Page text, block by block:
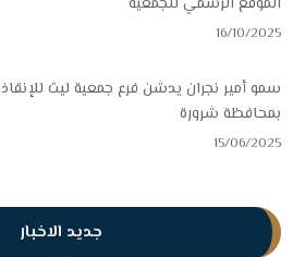
16/10/2025
سمو أمير نجران يدشن فرع جمعية ليث للإنقاذ
بمحافظة شرورة
15/06/2025
جديد الاخبار